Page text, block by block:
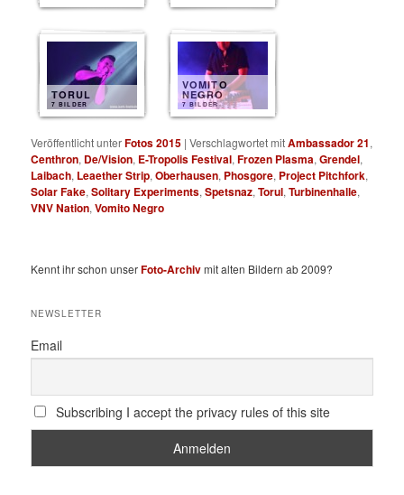
TORUL
7 BILDER
VOMITO
NEGRO
7 BILDER
Veröffentlicht unterFotos 2015 |Verschlagwortet mitAmbassador 21,
Centhron, De/Vision, E-Tropolis Festival,Frozen Plasma,Grendel,
Laibach, Leaether Strip,Oberhausen, Phosgore, Project Pitchfork,
Solar Fake,Solitary Experiments,Spetsnaz,Torul,Turbinenhalle,
VNV Nation,Vomito Negro
Kennt ihr schon unserFoto-Archivmit alten Bildern ab 2009?
NEWSLETTER
Email
Subscribing I accept the privacy rules of this site